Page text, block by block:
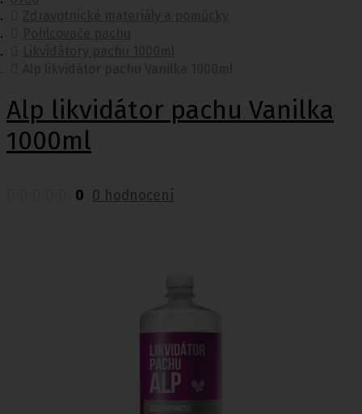
Alp likvidátor pachu Vanilka
1000ml
0 0 hodnocení